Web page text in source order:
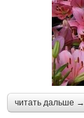
читать дальше →